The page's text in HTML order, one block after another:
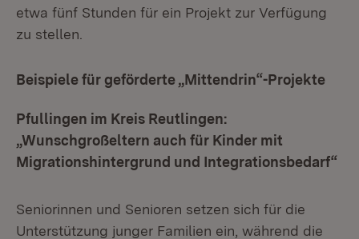
etwa fünf Stunden für ein Projekt zur Verfügung
zu stellen.
Beispiele für geförderte „Mittendrin“-Projekte
Pfullingen im Kreis Reutlingen:
„Wunschgroßeltern auch für Kinder mit
Migrationshintergrund und Integrationsbedarf“
Seniorinnen und Senioren setzen sich für die
Unterstützung junger Familien ein, während die